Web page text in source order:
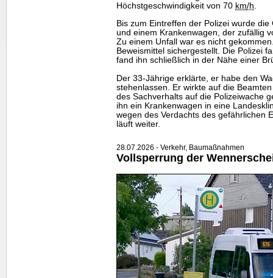
Höchstgeschwindigkeit von 70 km/h
Bis zum Eintreffen der Polizei wurde
und einem Krankenwagen, der zufällig
Zu einem Unfall war es nicht
Beweismittel sichergestellt. Die Polizei
fand ihn schließlich in der Nähe einer
Der 33-Jährige erklärte, er habe den
stehenlassen. Er wirkte auf die
des Sachverhalts auf die Polizeiwache
ihn ein Krankenwagen in eine
wegen des Verdachts des gefährlichen
läuft weiter.
28.07.2026 - Verkehr, Baumaßnahmen
Vollsperrung der